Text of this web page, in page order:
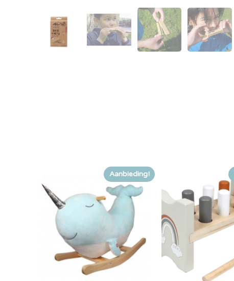
Aanbieding!